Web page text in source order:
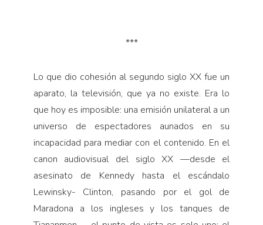
***
Lo que dio cohesión al segundo siglo XX fue un
aparato, la televisión, que ya no existe. Era lo
que hoy es imposible: una emisión unilateral a un
universo de espectadores aunados en su
incapacidad para mediar con el contenido. En el
canon audiovisual del siglo XX —desde el
asesinato de Kennedy hasta el escándalo
Lewinsky- Clinton, pasando por el gol de
Maradona a los ingleses y los tanques de